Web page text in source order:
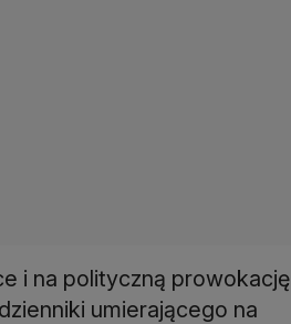
i na polityczną prowokację
umierającego na